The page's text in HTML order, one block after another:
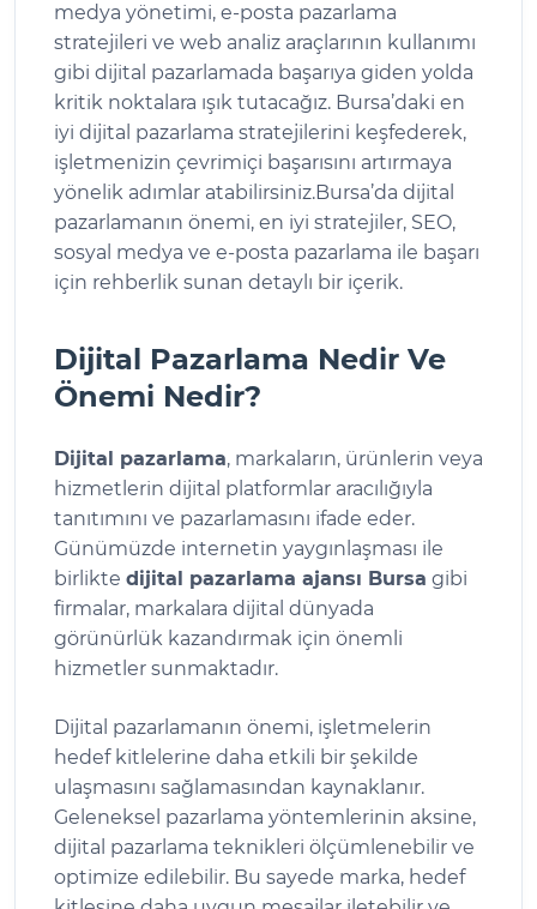
medya yönetimi, e-posta pazarlama
stratejileri ve web analiz araçlarının kullanımı
gibi dijital pazarlamada başarıya giden yolda
kritik noktalara ışık tutacağız. Bursa’daki en
iyi dijital pazarlama stratejilerini keşfederek,
işletmenizin çevrimiçi başarısını artırmaya
yönelik adımlar atabilirsiniz.Bursa’da dijital
pazarlamanın önemi, en iyi stratejiler, SEO,
sosyal medya ve e-posta pazarlama ile başarı
için rehberlik sunan detaylı bir içerik.
Dijital Pazarlama Nedir Ve
Önemi Nedir?
Dijital pazarlama, markaların, ürünlerin veya
hizmetlerin dijital platformlar aracılığıyla
tanıtımını ve pazarlamasını ifade eder.
Günümüzde internetin yaygınlaşması ile
birlikte dijital pazarlama ajansı Bursa gibi
firmalar, markalara dijital dünyada
görünürlük kazandırmak için önemli
hizmetler sunmaktadır.
Dijital pazarlamanın önemi, işletmelerin
hedef kitlelerine daha etkili bir şekilde
ulaşmasını sağlamasından kaynaklanır.
Geleneksel pazarlama yöntemlerinin aksine,
dijital pazarlama teknikleri ölçümlenebilir ve
optimize edilebilir. Bu sayede marka, hedef